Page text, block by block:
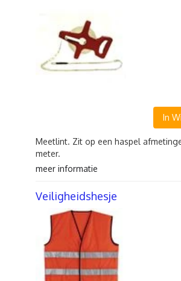
In
Meetlint. Zit op een haspel
meter.
meer informatie
Veiligheidshesje